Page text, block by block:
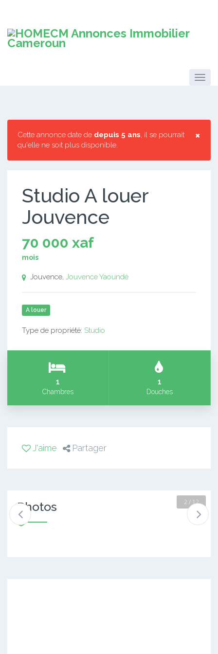
×
Cette annonce date de depuis 5 ans, il se pourrait
qu'elle ne soit plus disponible.
Studio A louer
Jouvence
70 000 xaf
mois
Jouvence, JouvenceYaoundé
A louer
Type de propriété: Studio
1
Chambres
1
Douches
J'aime Partager
Photos 2 / 12